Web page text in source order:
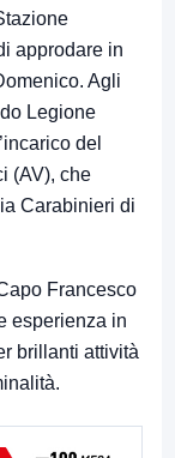
approdare in
Agli
Legione
del
(AV), che
Carabinieri di
Francesco
esperienza in
brillanti attività